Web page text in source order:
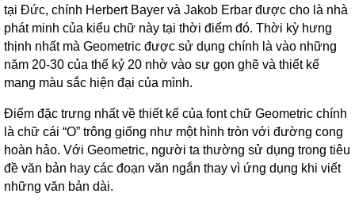
tại Đức, chính Herbert Bayer và Jakob Erbar được cho là nhà
phát minh của kiểu chữ này tại thời điểm đó. Thời kỳ hưng
thịnh nhất mà Geometric được sử dụng chính là vào những
năm 20-30 của thế kỷ 20 nhờ vào sự gọn ghẽ và thiết kế
mang màu sắc hiện đại của mình.
Điểm đặc trưng nhất về thiết kế của font chữ Geometric chính
là chữ cái “O” trông giống như một hình tròn với đường cong
hoàn hảo. Với Geometric, người ta thường sử dụng trong tiêu
đề văn bản hay các đoạn văn ngắn thay vì ứng dụng khi viết
những văn bản dài.